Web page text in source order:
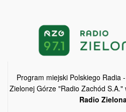
Program miejski Polskiego Radia
Zielonej Górze "Radio Zachód
Radio